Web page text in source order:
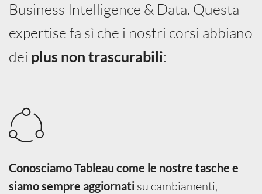
Business Intelligence & Data. Questa
expertise fa sì che i nostri corsi abbiano
dei plus non trascurabili:
Conosciamo Tableau come le nostre tasche e
siamo sempre aggiornati su cambiamenti,